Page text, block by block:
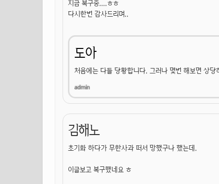
지금 복구중....ㅎㅎ
다시한번 감사드리며..
도아
처음에는 다들 당황합니다. 그러나 몇번 해보면 상당
김해노
초기화 하다가 무한사과 떠서 망했구나 했는데.
이글보고 복구했네요 ㅎ